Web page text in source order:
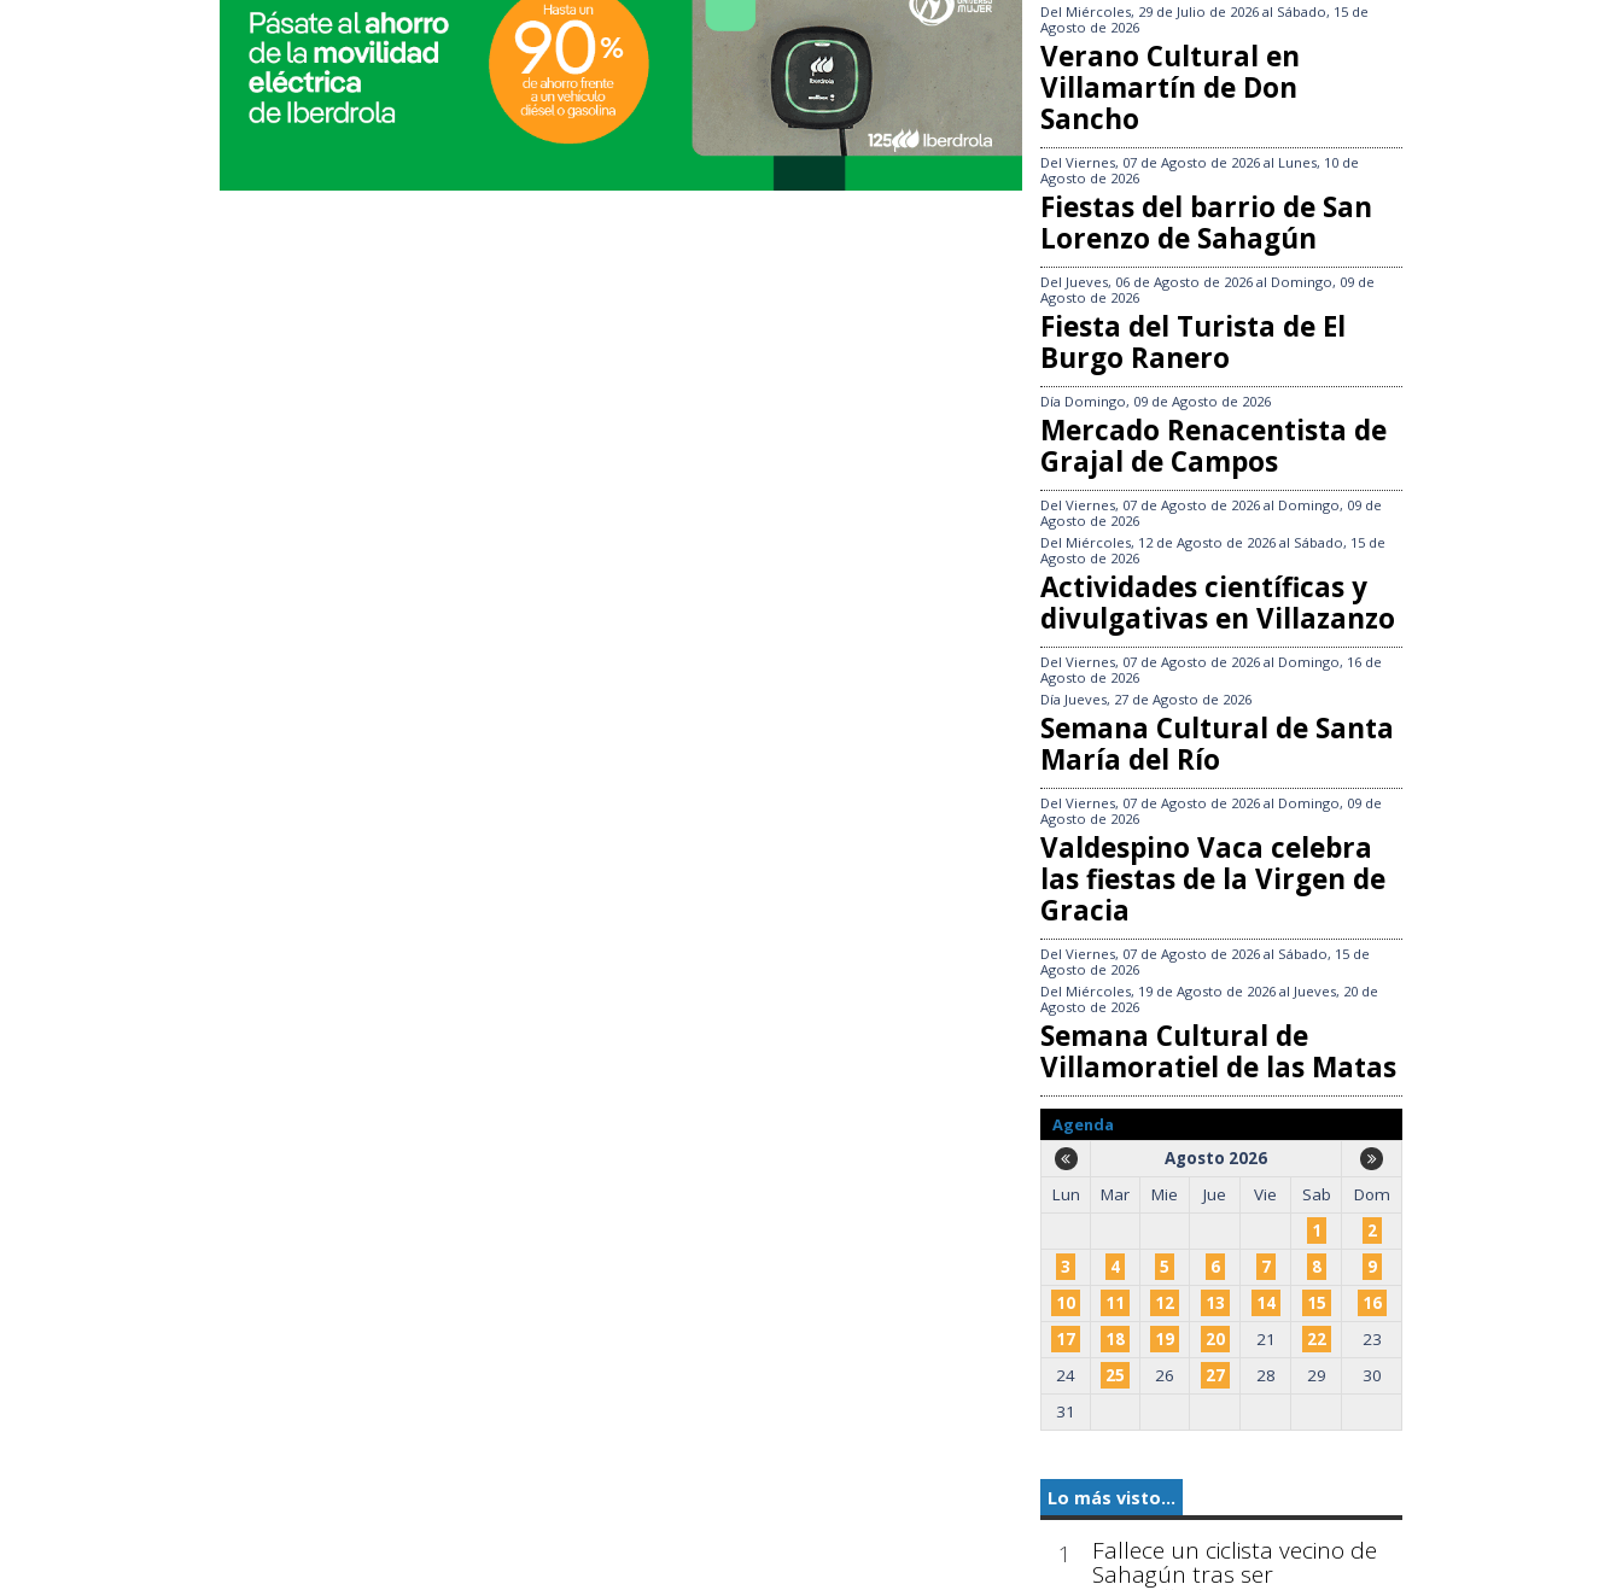
Del Miércoles, 29 de Julio de 2026 al Sábado, 15 de
Agosto de 2026
Verano Cultural en
Villamartín de Don
Sancho
Del Viernes, 07 de Agosto de 2026 al Lunes, 10 de
Agosto de 2026
Fiestas del barrio de San
Lorenzo de Sahagún
Del Jueves, 06 de Agosto de 2026 al Domingo, 09 de
Agosto de 2026
Fiesta del Turista de El
Burgo Ranero
Día Domingo, 09 de Agosto de 2026
Mercado Renacentista de
Grajal de Campos
Del Viernes, 07 de Agosto de 2026 al Domingo, 09 de
Agosto de 2026
Del Miércoles, 12 de Agosto de 2026 al Sábado, 15 de
Agosto de 2026
Actividades científicas y
divulgativas en Villazanzo
Del Viernes, 07 de Agosto de 2026 al Domingo, 16 de
Agosto de 2026
Día Jueves, 27 de Agosto de 2026
Semana Cultural de Santa
María del Río
Del Viernes, 07 de Agosto de 2026 al Domingo, 09 de
Agosto de 2026
Valdespino Vaca celebra
las fiestas de la Virgen de
Gracia
Del Viernes, 07 de Agosto de 2026 al Sábado, 15 de
Agosto de 2026
Del Miércoles, 19 de Agosto de 2026 al Jueves, 20 de
Agosto de 2026
Semana Cultural de
Villamoratiel de las Matas
Agenda
Agosto 2026
Lun
Mar Mie Jue Vie Sab
Dom
1
2
3
4 5 6 7 8
9
10
11 12 13 14 15
16
17
18 19 20 21 22
23
24
25 26 27 28 29
30
31
Lo más visto...
1 Fallece un ciclista vecino de
Sahagún tras ser